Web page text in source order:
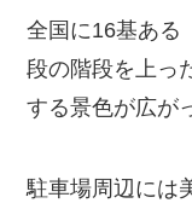
全国に16基ある
段の階段を上っ
する景色が広が
駐車場周辺には